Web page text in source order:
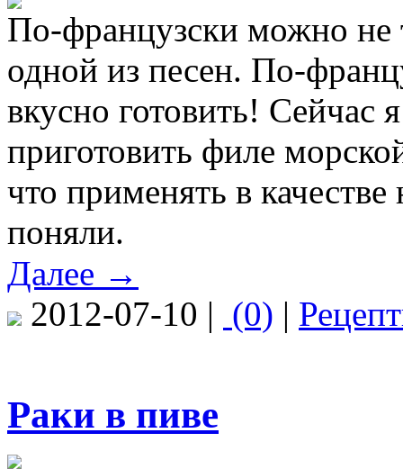
По-французски можно не
одной из песен. По-
вкусно готовить! Сейчас
приготовить филе
что применять в
поняли.
Далее →
2012-07-10 | (0) |
Раки в пиве